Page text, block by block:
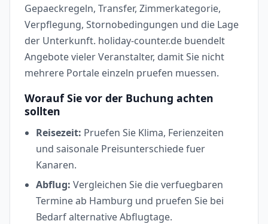
Gepaeckregeln, Transfer, Zimmerkategorie,
Verpflegung, Stornobedingungen und die Lage
der Unterkunft. holiday-counter.de buendelt
Angebote vieler Veranstalter, damit Sie nicht
mehrere Portale einzeln pruefen muessen.
Worauf Sie vor der Buchung achten
sollten
Reisezeit: Pruefen Sie Klima, Ferienzeiten
und saisonale Preisunterschiede fuer
Kanaren.
Abflug: Vergleichen Sie die verfuegbaren
Termine ab Hamburg und pruefen Sie bei
Bedarf alternative Abflugtage.